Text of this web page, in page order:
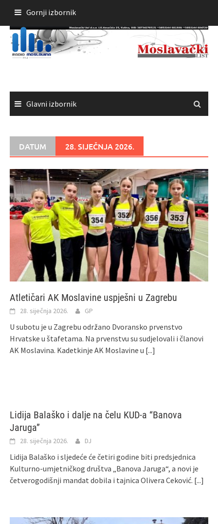
sadržaja
Gornji izbornik
Glavni izbornik
DATUM 28. SIJEČNJA 2026.
Atletičari AK Moslavine uspješni u Zagrebu
28. siječnja 2026. GP
U subotu je u Zagrebu održano Dvoransko prvenstvo
Hrvatske u štafetama. Na prvenstvu su sudjelovali i članovi
AK Moslavina. Kadetkinje AK Moslavine u [...]
Lidija Balaško i dalje na čelu KUD-a “Banova
Jaruga”
28. siječnja 2026. DJ
Lidija Balaško i sljedeće će četiri godine biti predsjednica
Kulturno-umjetničkog društva „Banova Jaruga“, a novi je
četverogodišnji mandat dobila i tajnica Olivera Ceković. [...]